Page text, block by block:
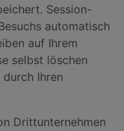
Session-
automatisch
auf Ihrem
selbst löschen
Ihren
Drittunternehmen